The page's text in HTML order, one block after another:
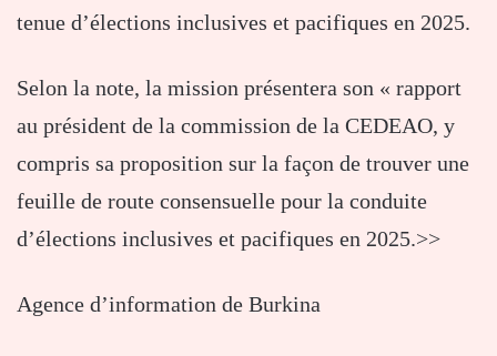
tenue d’élections inclusives et pacifiques en 2025.
Selon la note, la mission présentera son « rapport
au président de la commission de la CEDEAO, y
compris sa proposition sur la façon de trouver une
feuille de route consensuelle pour la conduite
d’élections inclusives et pacifiques en 2025.>>
Agence d’information de Burkina